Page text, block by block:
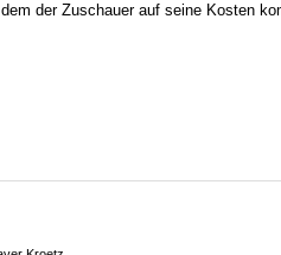
der Zuschauer auf seine Kosten